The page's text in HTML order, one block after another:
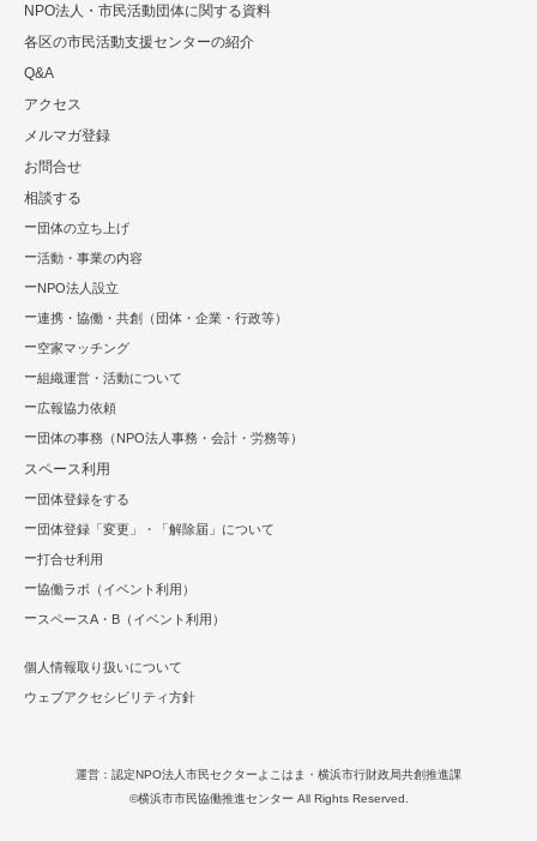
NPO法⼈・市⺠活動団体に関する資料
各区の市⺠活動⽀援センターの紹介
Q&A
アクセス
メルマガ登録
お問合せ
相談する
団体の立ち上げ
活動・事業の内容
NPO法⼈設⽴
連携・協働・共創（団体・企業・⾏政等）
空家マッチング
組織運営・活動について
広報協⼒依頼
団体の事務（NPO法人事務・会計・労務等）
スペース利用
団体登録をする
団体登録「変更」・「解除届」について
打合せ利用
協働ラボ（イベント利⽤）
スペースA・B（イベント利⽤）
個人情報取り扱いについて
ウェブアクセシビリティ方針
運営：認定NPO法⼈市⺠セクターよこはま・横浜市行財政局共創推進課
©横浜市市民協働推進センター All Rights Reserved.